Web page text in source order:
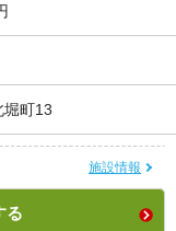
堀町13
施設情報
る